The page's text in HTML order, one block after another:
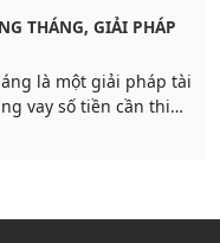
THÁNG, GIẢI PHÁP
là một giải pháp tài
vay số tiền cần thiết
thủ tục đơn giản